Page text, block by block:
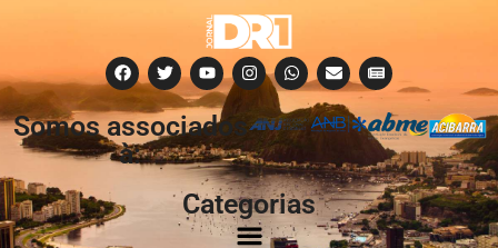
Somos associados
à:
Categorias